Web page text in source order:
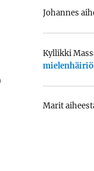
Johannes
Kyllikki
Marit